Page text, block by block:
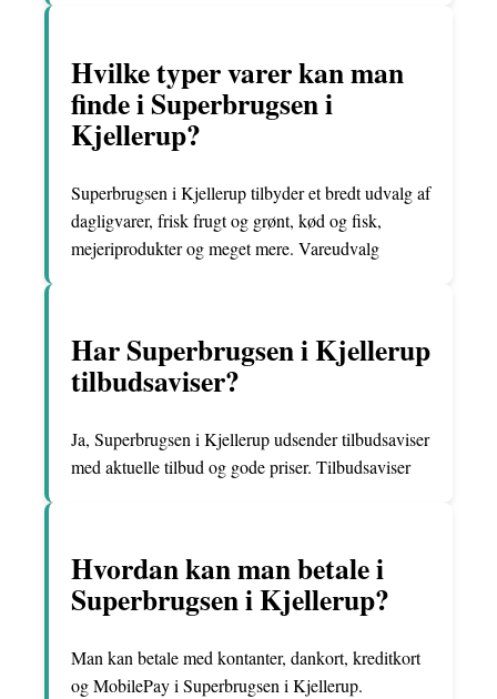
Hvilke typer varer kan man
finde i Superbrugsen i
Kjellerup?
Superbrugsen i Kjellerup tilbyder et bredt udvalg af
dagligvarer, frisk frugt og grønt, kød og fisk,
mejeriprodukter og meget mere. Vareudvalg
Har Superbrugsen i Kjellerup
tilbudsaviser?
Ja, Superbrugsen i Kjellerup udsender tilbudsaviser
med aktuelle tilbud og gode priser. Tilbudsaviser
Hvordan kan man betale i
Superbrugsen i Kjellerup?
Man kan betale med kontanter, dankort, kreditkort
og MobilePay i Superbrugsen i Kjellerup.